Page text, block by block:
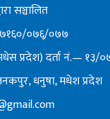
सञ्चालित
०७६्/०७७
प्रदेश) दर्ता नं.— १३/
धनुषा, मधेश प्रदेश